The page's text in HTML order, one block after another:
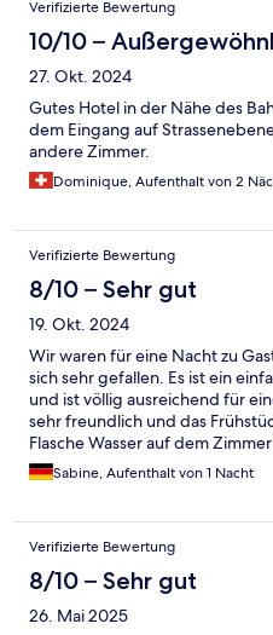
Verifizierte Bewertung
10/10 –
27. Okt. 2024
Gutes Hotel in der Nähe des
dem Eingang auf
andere Zimmer.
Dominique, Aufenthalt von 2
Verifizierte Bewertung
8/10 – Sehr gut
19. Okt. 2024
Wir waren für eine Nacht zu
sich sehr gefallen. Es ist ein
und ist völlig ausreichend für
sehr freundlich und das
Flasche Wasser auf dem
aber nicht ab wiederzukommen.
Sabine, Aufenthalt von 1 Nacht
Verifizierte Bewertung
8/10 – Sehr gut
26. Mai 2025